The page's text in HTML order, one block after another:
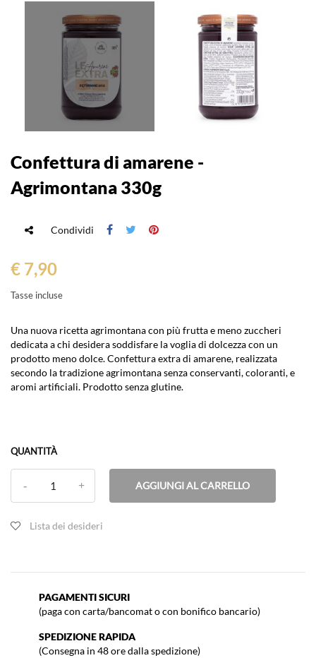
Confettura di amarene -
Agrimontana 330g
Condividi
€ 7,90
Tasse incluse
Una nuova ricetta agrimontana con più frutta e meno zuccheri
dedicata a chi desidera soddisfare la voglia di dolcezza con un
prodotto meno dolce. Confettura extra di amarene, realizzata
secondo la tradizione agrimontana senza conservanti, coloranti, e
aromi artificiali. Prodotto senza glutine.
QUANTITÀ
AGGIUNGI AL CARRELLO
Lista dei desideri
PAGAMENTI SICURI
(paga con carta/bancomat o con bonifico bancario)
SPEDIZIONE RAPIDA
(Consegna in 48 ore dalla spedizione)